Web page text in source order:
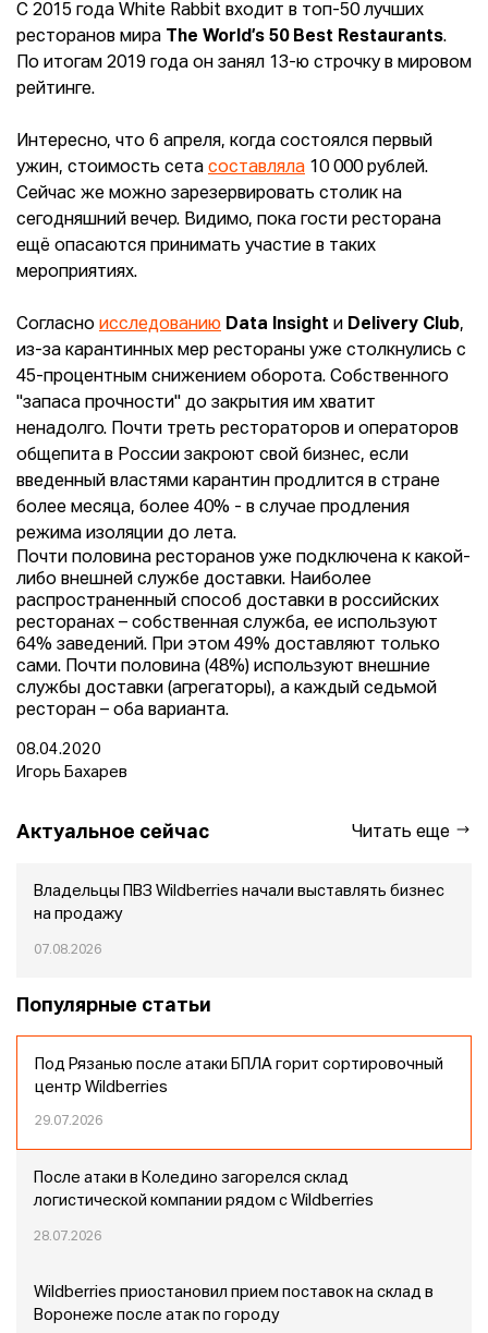
C 2015 года White Rabbit входит в топ-50 лучших
ресторанов мира The World’s 50 Best Restaurants.
По итогам 2019 года он занял 13-ю строчку в мировом
рейтинге.
Интересно, что 6 апреля, когда состоялся первый
ужин, стоимость сета составляла 10 000 рублей.
Сейчас же можно зарезервировать столик на
сегодняшний вечер. Видимо, пока гости ресторана
ещё опасаются принимать участие в таких
мероприятиях.
Согласно исследованию Data Insight и Delivery Club,
из-за карантинных мер рестораны уже столкнулись с
45-процентным снижением оборота. Собственного
"запаса прочности" до закрытия им хватит
ненадолго. Почти треть рестораторов и операторов
общепита в России закроют свой бизнес, если
введенный властями карантин продлится в стране
более месяца, более 40% - в случае продления
режима изоляции до лета.
Почти половина ресторанов уже подключена к какой-
либо внешней службе доставки. Наиболее
распространенный способ доставки в российских
ресторанах – собственная служба, ее используют
64% заведений. При этом 49% доставляют только
сами. Почти половина (48%) используют внешние
службы доставки (агрегаторы), а каждый седьмой
ресторан – оба варианта.
08.04.2020
Игорь Бахарев
Актуальное сейчас Читать еще
Владельцы ПВЗ Wildberries начали выставлять бизнес
на продажу
07.08.2026
Популярные статьи
Под Рязанью после атаки БПЛА горит сортировочный
центр Wildberries
29.07.2026
После атаки в Коледино загорелся склад
логистической компании рядом с Wildberries
28.07.2026
Wildberries приостановил прием поставок на склад в
Воронеже после атак по городу